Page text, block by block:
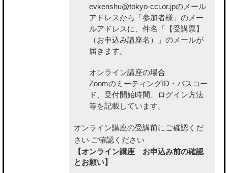
evkenshu@tokyo-cci.or.jpのメール
アドレスから「参加者様」のメー
ルアドレスに、件名「【受講票】
（お申込み講座名）」のメールが
届きます。
オンライン講座の場合
ZoomのミーティングID・パスコー
ド、受付開始時間、ログイン方法
等を記載しています。
オンライン講座の受講前にご確認くだ
さい ご確認ください
【オンライン講座 お申込み前の確認
とお願い】